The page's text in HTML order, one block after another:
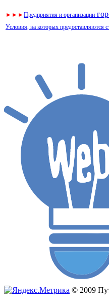
► ► ►Предприятия и организации
Условия, на которых предоставляются
© 2009